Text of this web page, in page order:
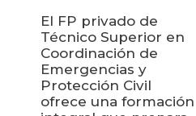
El FP privado de
Técnico Superior en
Coordinación de
Emergencias y
Protección Civil
ofrece una formación